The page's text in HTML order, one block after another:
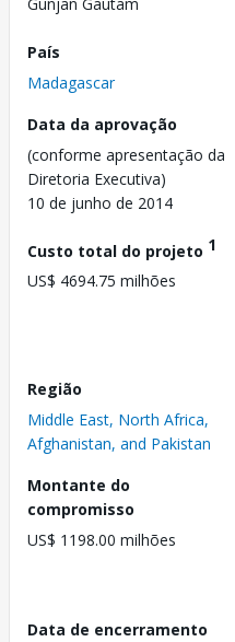
País
Madagascar
Data da aprovação
(conforme apresentação da
Diretoria Executiva)
10 de junho de 2014
Custo total do projeto 1
US$ 4694.75 milhões
Região
Middle East, North Africa,
Afghanistan, and Pakistan
Montante do
compromisso
US$ 1198.00 milhões
Data de encerramento